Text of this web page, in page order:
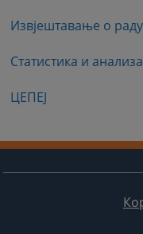
Извјештавање о
Статистика и анализа
ЦЕПЕЈ